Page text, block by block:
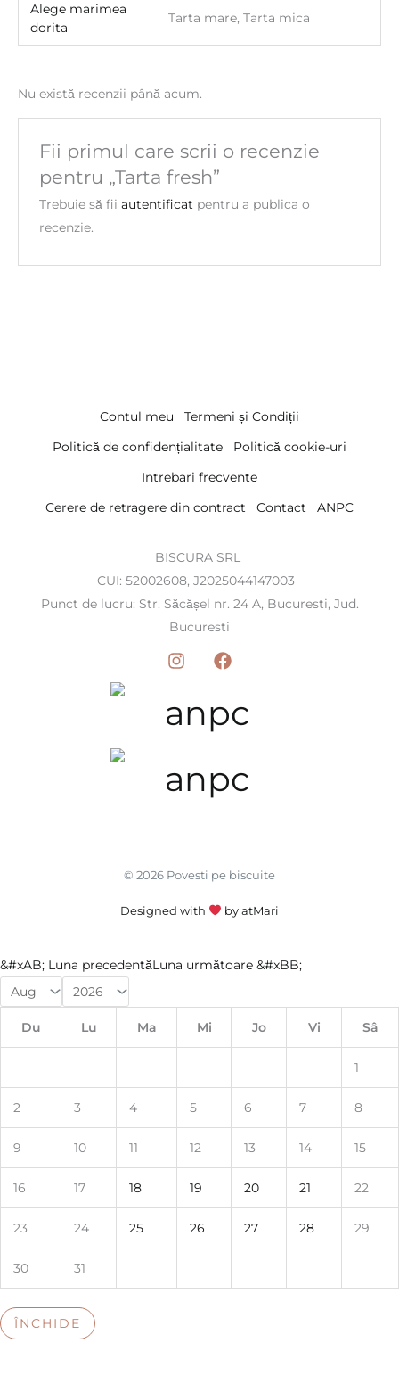
Alege marimea
dorita
Tarta mare, Tarta mica
Nu există recenzii până acum.
Fii primul care scrii o recenzie
pentru „Tarta fresh”
Trebuie să fiiautentificat pentru a publica o
recenzie.
Contul meu
Termeni și Condiții
Politică de confidențialitate
Politică cookie-uri
Intrebari frecvente
Cerere de retragere din contract
Contact ANPC
BISCURA SRL
CUI: 52002608, J2025044147003
Punct de lucru: Str. Săcășel nr. 24 A, Bucuresti, Jud.
Bucuresti
© 2026 Povesti pe biscuite
Designed with by atMari
&#xAB; Luna precedentăLuna următoare &#xBB;
Du Lu Ma Mi Jo Vi Sâ
1
2 3 4 5 6 7 8
9 10 11 12 13 14 15
16 17 18 19 20 21 22
23 24 25 26 27 28 29
30 31
ÎNCHIDE